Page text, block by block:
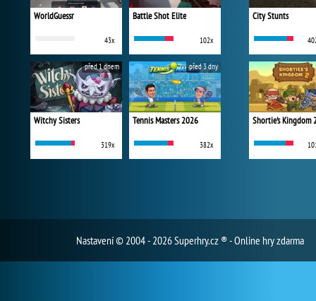
WorldGuessr
43x
Battle Shot Elite
102x
Witchy Sisters
319x
před 1 dnem
Tennis Masters 2026
382x
před 3 dny
City Stunts
Shortie's Kingdom
Nastavení© 2004 - 2026 Superhry.cz ® - Online hry zdarma